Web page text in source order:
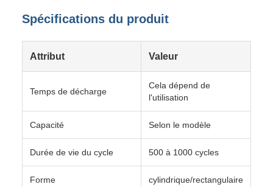
Spécifications du produit
Attribut Valeur
Temps de décharge
Cela dépend de
l'utilisation
Capacité Selon le modèle
Durée de vie du cycle 500 à 1000 cycles
Forme cylindrique/rectangulaire